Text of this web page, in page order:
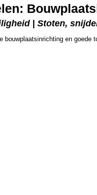
| Stoten,
bouwplaatsinrichting en goede